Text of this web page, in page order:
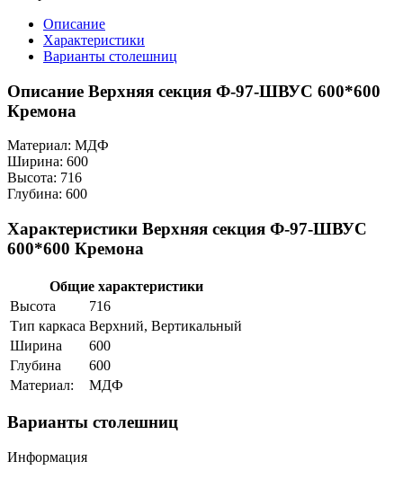
Описание
Характеристики
Варианты столешниц
Описание Верхняя секция Ф-97-ШВУС 600*600
Кремона
Материал: МДФ
Ширина: 600
Высота: 716
Глубина: 600
Характеристики Верхняя секция Ф-97-ШВУС
600*600 Кремона
Общие характеристики
Высота
716
Тип каркаса Верхний, Вертикальный
Ширина
600
Глубина
600
Материал:
МДФ
Варианты столешниц
Информация